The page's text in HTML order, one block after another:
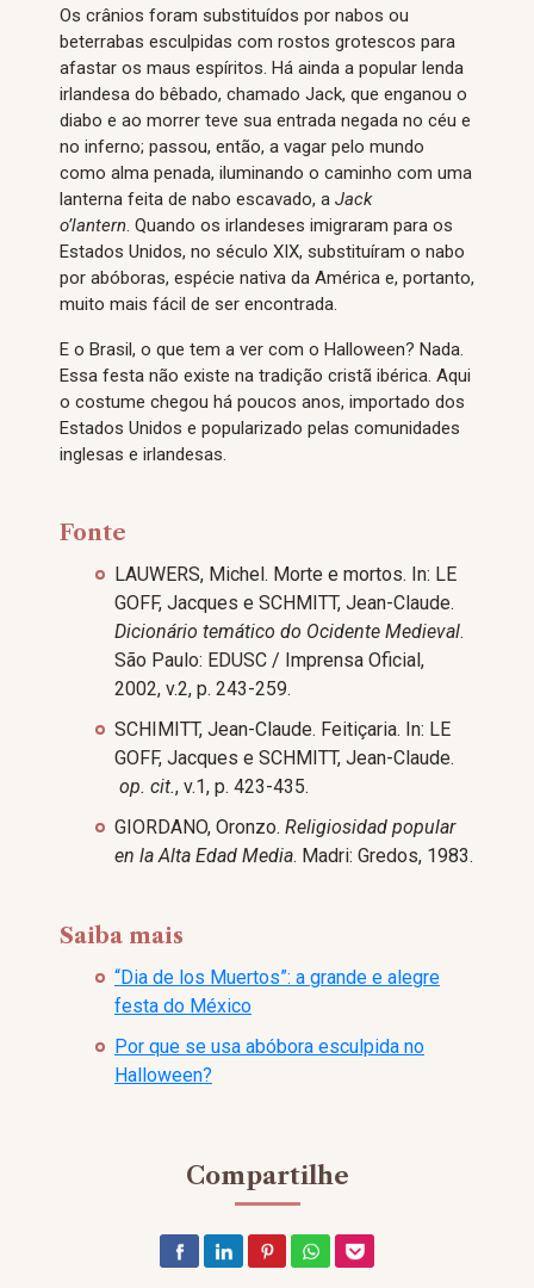
Os crânios foram substituídos por nabos ou
beterrabas esculpidas com rostos grotescos para
afastar os maus espíritos. Há ainda a popular lenda
irlandesa do bêbado, chamado Jack, que enganou o
diabo e ao morrer teve sua entrada negada no céu e
no inferno; passou, então, a vagar pelo mundo
como alma penada, iluminando o caminho com uma
lanterna feita de nabo escavado, a Jack
o’lantern . Quando os irlandeses imigraram para os
Estados Unidos, no século XIX, substituíram o nabo
por abóboras, espécie nativa da América e, portanto,
muito mais fácil de ser encontrada.
E o Brasil, o que tem a ver com o Halloween? Nada.
Essa festa não existe na tradição cristã ibérica. Aqui
o costume chegou há poucos anos, importado dos
Estados Unidos e popularizado pelas comunidades
inglesas e irlandesas.
Fonte
LAUWERS, Michel. Morte e mortos. In: LE
GOFF, Jacques e SCHMITT, Jean-Claude.
Dicionário temático do Ocidente Medieval.
São Paulo: EDUSC / Imprensa Oficial,
2002, v.2, p. 243-259.
SCHIMITT, Jean-Claude. Feitiçaria. In: LE
GOFF, Jacques e SCHMITT, Jean-Claude.
op. cit., v.1, p. 423-435.
GIORDANO, Oronzo. Religiosidad popular
en la Alta Edad Media. Madri: Gredos, 1983.
Saiba mais
“Dia de los Muertos”: a grande e alegre
festa do México
Por que se usa abóbora esculpida no
Halloween?
Compartilhe